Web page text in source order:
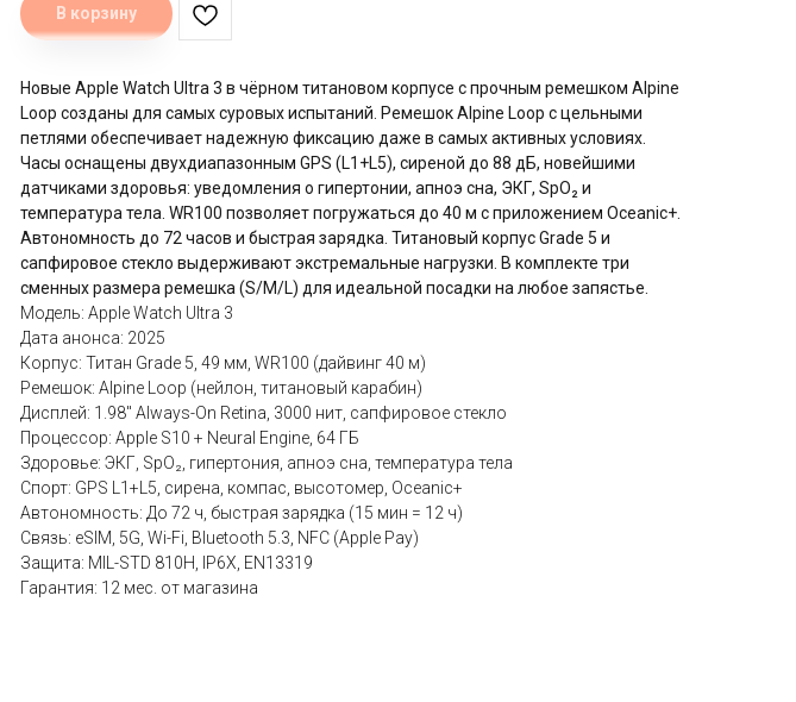
В корзину
Новые Apple Watch Ultra 3 в чёрном титановом корпусе с прочным ремешком Alpine
Loop созданы для самых суровых испытаний. Ремешок Alpine Loop с цельными
петлями обеспечивает надежную фиксацию даже в самых активных условиях.
Часы оснащены двухдиапазонным GPS (L1+L5), сиреной до 88 дБ, новейшими
датчиками здоровья: уведомления о гипертонии, апноэ сна, ЭКГ, SpO₂ и
температура тела. WR100 позволяет погружаться до 40 м с приложением Oceanic+.
Автономность до 72 часов и быстрая зарядка. Титановый корпус Grade 5 и
сапфировое стекло выдерживают экстремальные нагрузки. В комплекте три
сменных размера ремешка (S/M/L) для идеальной посадки на любое запястье.
Модель: Apple Watch Ultra 3
Дата анонса: 2025
Корпус: Титан Grade 5, 49 мм, WR100 (дайвинг 40 м)
Ремешок: Alpine Loop (нейлон, титановый карабин)
Дисплей: 1.98" Always-On Retina, 3000 нит, сапфировое стекло
Процессор: Apple S10 + Neural Engine, 64 ГБ
Здоровье: ЭКГ, SpO₂, гипертония, апноэ сна, температура тела
Спорт: GPS L1+L5, сирена, компас, высотомер, Oceanic+
Автономность: До 72 ч, быстрая зарядка (15 мин = 12 ч)
Связь: eSIM, 5G, Wi-Fi, Bluetooth 5.3, NFC (Apple Pay)
Защита: MIL-STD 810H, IP6X, EN13319
Гарантия: 12 мес. от магазина